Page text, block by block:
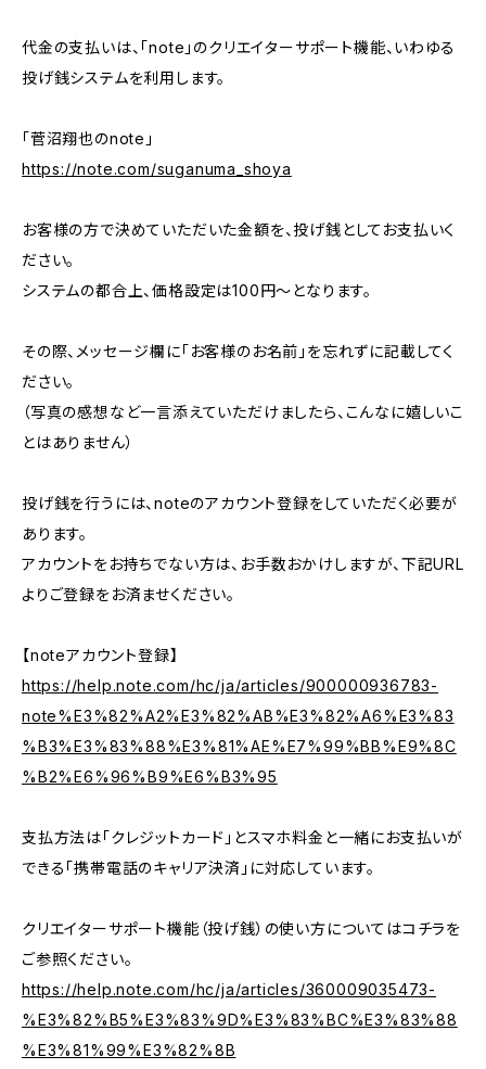
代金の支払いは、「note」のクリエイターサポート機能、いわゆる
投げ銭システムを利用します。
「菅沼翔也のnote」
https://note.com/suganuma_shoya
お客様の方で決めていただいた金額を、投げ銭としてお支払いく
ださい。
システムの都合上、価格設定は100円〜となります。
その際、メッセージ欄に「お客様のお名前」を忘れずに記載してく
ださい。
（写真の感想など一言添えていただけましたら、こんなに嬉しいこ
とはありません）
投げ銭を行うには、noteのアカウント登録をしていただく必要が
あります。
アカウントをお持ちでない方は、お手数おかけしますが、下記URL
よりご登録をお済ませください。
【noteアカウント登録】
https://help.note.com/hc/ja/articles/900000936783-
note%E3%82%A2%E3%82%AB%E3%82%A6%E3%83
%B3%E3%83%88%E3%81%AE%E7%99%BB%E9%8C
%B2%E6%96%B9%E6%B3%95
支払方法は「クレジットカード」とスマホ料金と一緒にお支払いが
できる「携帯電話のキャリア決済」に対応しています。
クリエイターサポート機能（投げ銭）の使い方についてはコチラを
ご参照ください。
https://help.note.com/hc/ja/articles/360009035473-
%E3%82%B5%E3%83%9D%E3%83%BC%E3%83%88
%E3%81%99%E3%82%8B